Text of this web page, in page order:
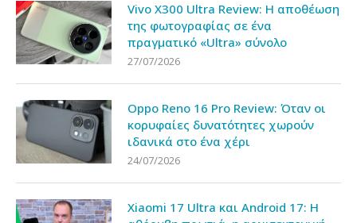
Vivo X300 Ultra Review: Η αποθέωση
της φωτογραφίας σε ένα
πραγματικό «Ultra» σύνολο
27/07/2026
Oppo Reno 16 Pro Review: Όταν οι
κορυφαίες δυνατότητες χωρούν
ιδανικά στο ένα χέρι
24/07/2026
Xiaomi 17 Ultra και Android 17: Η